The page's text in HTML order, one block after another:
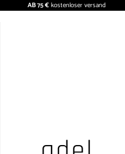
AB 75 €kostenloser versand